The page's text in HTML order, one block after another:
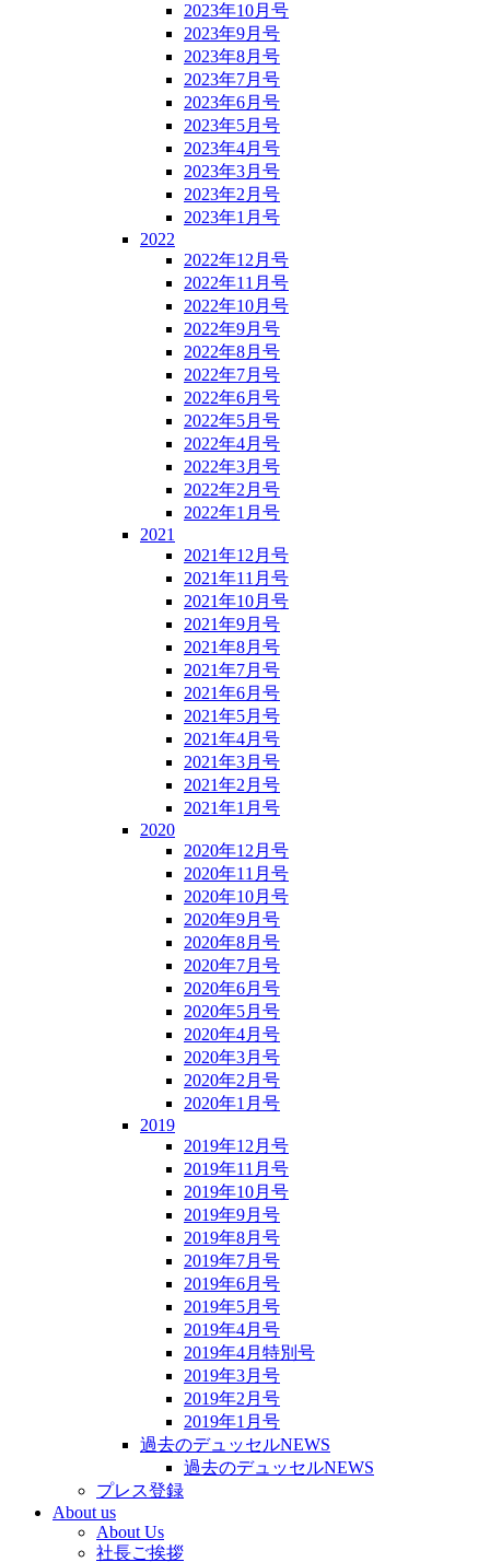
2023年10月号
2023年9月号
2023年8月号
2023年7月号
2023年6月号
2023年5月号
2023年4月号
2023年3月号
2023年2月号
2023年1月号
2022
2022年12月号
2022年11月号
2022年10月号
2022年9月号
2022年8月号
2022年7月号
2022年6月号
2022年5月号
2022年4月号
2022年3月号
2022年2月号
2022年1月号
2021
2021年12月号
2021年11月号
2021年10月号
2021年9月号
2021年8月号
2021年7月号
2021年6月号
2021年5月号
2021年4月号
2021年3月号
2021年2月号
2021年1月号
2020
2020年12月号
2020年11月号
2020年10月号
2020年9月号
2020年8月号
2020年7月号
2020年6月号
2020年5月号
2020年4月号
2020年3月号
2020年2月号
2020年1月号
2019
2019年12月号
2019年11月号
2019年10月号
2019年9月号
2019年8月号
2019年7月号
2019年6月号
2019年5月号
2019年4月号
2019年4月特別号
2019年3月号
2019年2月号
2019年1月号
過去のデュッセルNEWS
過去のデュッセルNEWS
プレス登録
About us
About Us
社長ご挨拶